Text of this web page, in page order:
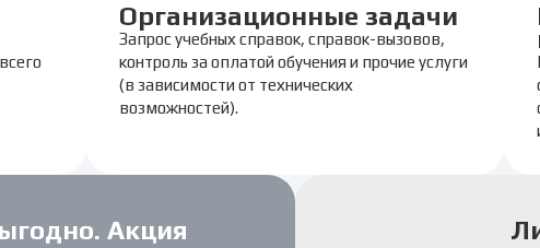
Организационные задачи
Запрос учебных справок, справок-вызовов,
контроль за оплатой обучения и прочие услуги
(в зависимости от технических
возможностей).
Акция